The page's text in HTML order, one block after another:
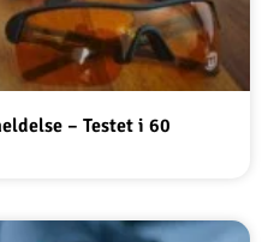
– Testet i 60